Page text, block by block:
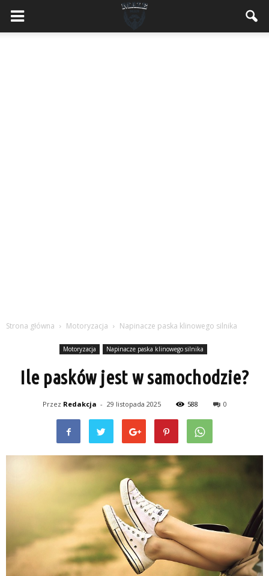
MaleMEN.pl
Strona główna Motoryzacja Napinacze paska klinowego silnika
Motoryzacja Napinacze paska klinowego silnika
Ile pasków jest w samochodzie?
Przez Redakcja - 29 listopada 2025 588 0